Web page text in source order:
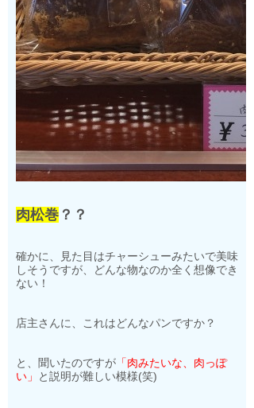
肉松巻 ？？
確かに、見た目はチャーシューみたいで美味
しそうですが、どんな物なのか全く想像でき
ない！
店主さんに、これはどんなパンですか？
と、聞いたのですが 「肉みたいな、肉っぽ
い」
と説明が難しい模様(笑)